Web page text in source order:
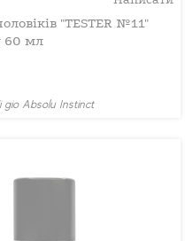
"TESTER №11"
60 мл
gio Absolu Instinct